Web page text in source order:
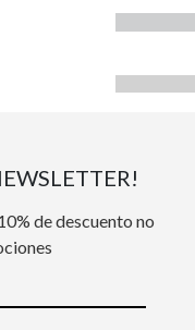
de descuento no